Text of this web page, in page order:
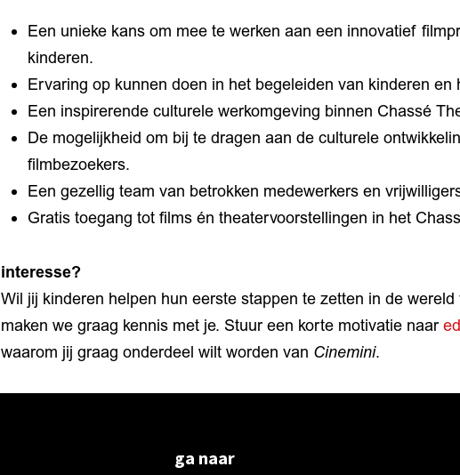
Een unieke kans om mee te werken aan een innovatief
kinderen.
Ervaring op kunnen doen in het begeleiden van kinderen en
Een inspirerende culturele werkomgeving binnen Chassé
De mogelijkheid om bij te dragen aan de culturele
filmbezoekers.
Een gezellig team van betrokken medewerkers en
Gratis toegang tot films én theatervoorstellingen in het
interesse?
Wil jij kinderen helpen hun eerste stappen te zetten in de
maken we graag kennis met je. Stuur een korte motivatie naar
waarom jij graag onderdeel wilt worden van Cinemini.
ga naar